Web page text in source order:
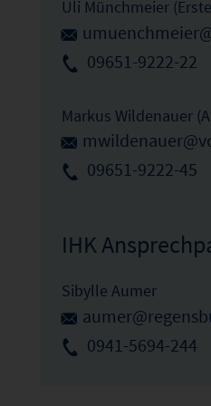
Uli Münchmeier
09651-9222-22
Markus Wildenauer
09651-9222-45
IHK
Sibylle Aumer
0941-5694-244